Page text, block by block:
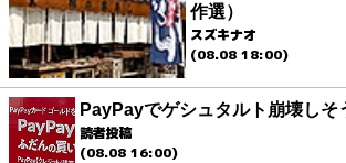
作選）
スズキナオ
(08.08 18:00)
PayPayでゲシュタルト崩壊しそ
読者投稿
(08.08 16:00)